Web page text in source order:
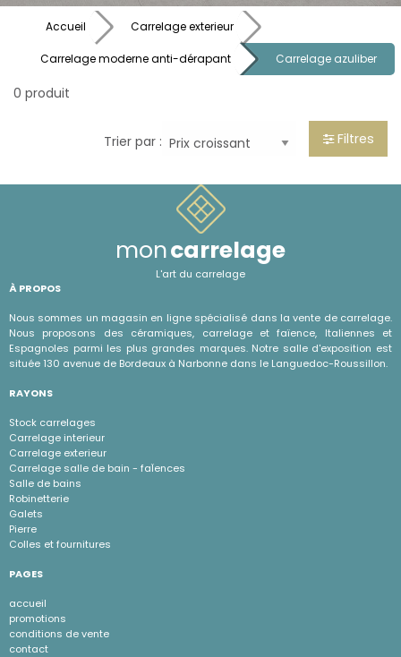
Accueil Carrelage exterieur
Carrelage moderne anti-dérapant Carrelage azuliber
0 produit
Trier par : Filtres
moncarrelage
L'art du carrelage
À PROPOS
Nous sommes un magasin en ligne spécialisé dans la vente de carrelage.
Nous proposons des céramiques, carrelage et faïence, Italiennes et
Espagnoles parmi les plus grandes marques. Notre salle d'exposition est
située 130 avenue de Bordeaux à Narbonne dans le Languedoc-Roussillon.
RAYONS
Stock carrelages
Carrelage interieur
Carrelage exterieur
Carrelage salle de bain - faÏences
Salle de bains
Robinetterie
Galets
Pierre
Colles et fournitures
PAGES
accueil
promotions
conditions de vente
contact